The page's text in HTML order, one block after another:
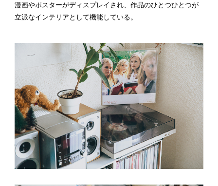
漫画やポスターがディスプレイされ、作品のひとつひとつが
立派なインテリアとして機能している。